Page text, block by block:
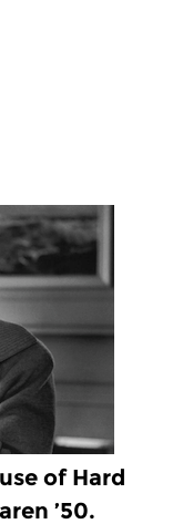
of Hard
’50.